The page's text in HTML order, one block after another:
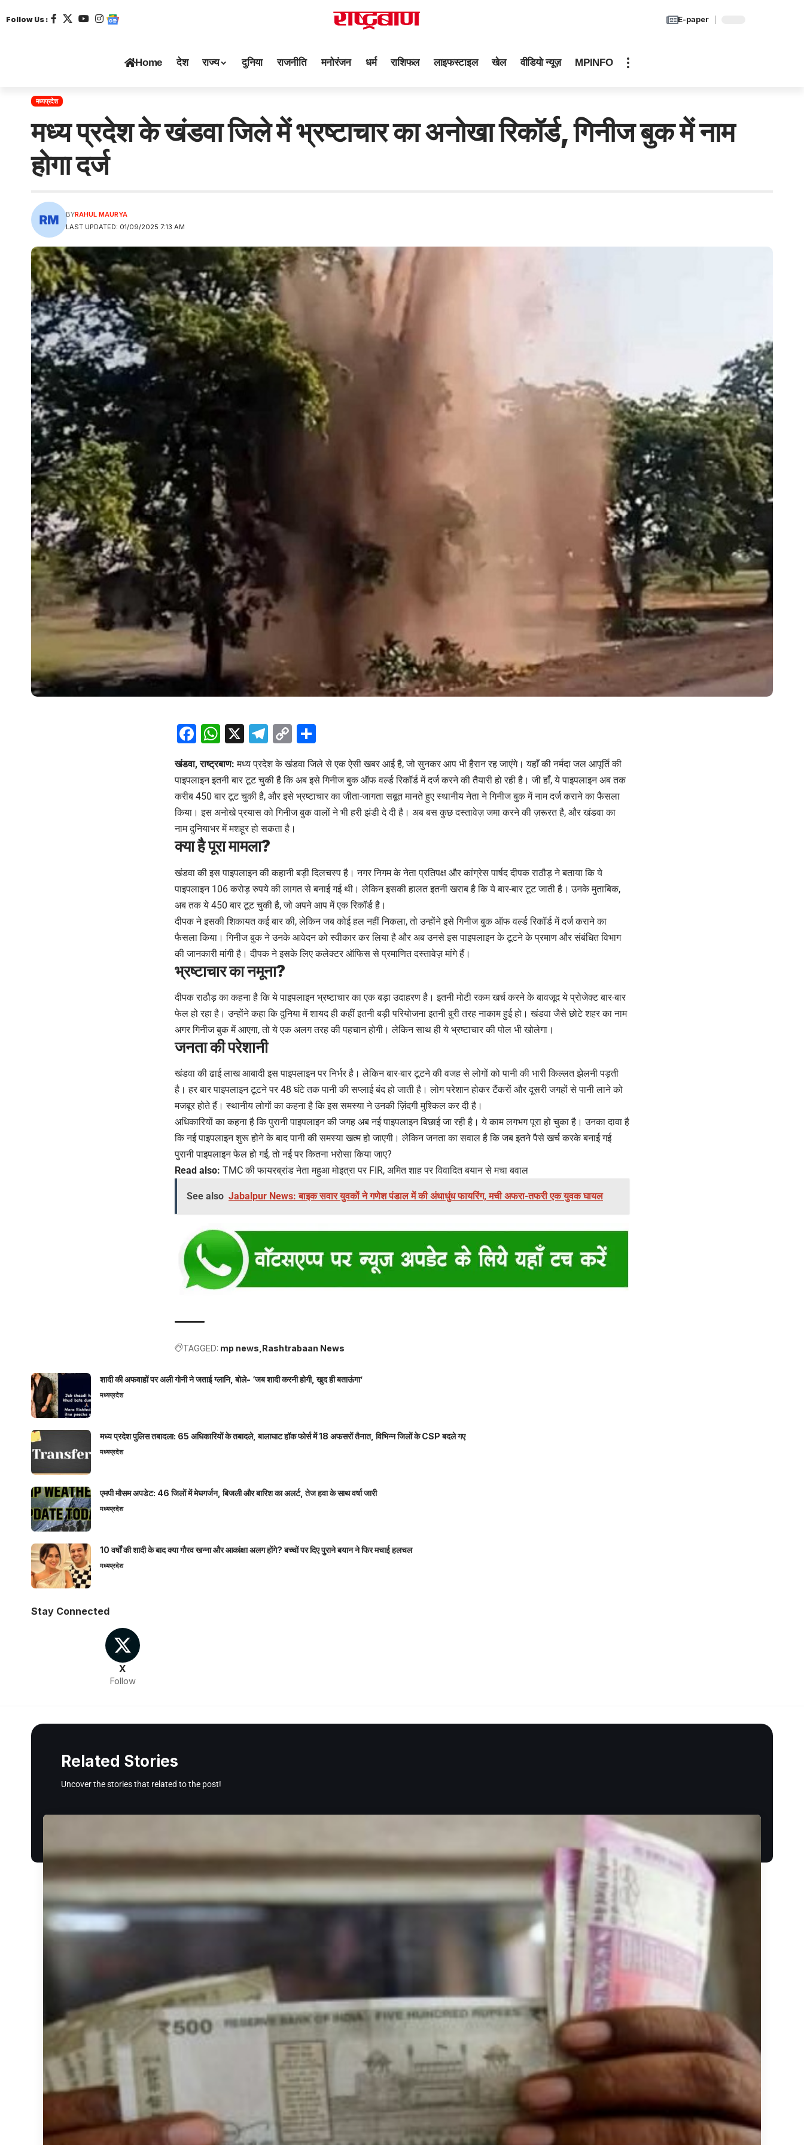
Follow Us : E-paper
Home देश राज्य दुनिया राजनीति मनोरंजन धर्म राशिफल लाइफस्टाइल खेल वीडियो न्यूज़ MPINFO
मध्यप्रदेश
मध्य प्रदेश के खंडवा जिले में भ्रष्टाचार का अनोखा रिकॉर्ड, गिनीज बुक में नाम
होगा दर्ज
LAST UPDATED: 01/09/2025 7:13 AM
BYRAHUL MAURYA
Facebook
WhatsApp
X Telegram
Copy
Link
खंडवा, राष्ट्रबाण: मध्य प्रदेश के खंडवा जिले से एक ऐसी खबर आई है, जो सुनकर आप भी हैरान रह जाएंगे। यहाँ की नर्मदा जल आपूर्ति की
पाइपलाइन इतनी बार टूट चुकी है कि अब इसे गिनीज बुक ऑफ वर्ल्ड रिकॉर्ड में दर्ज करने की तैयारी हो रही है। जी हाँ, ये पाइपलाइन अब तक
करीब 450 बार टूट चुकी है, और इसे भ्रष्टाचार का जीता-जागता सबूत मानते हुए स्थानीय नेता ने गिनीज बुक में नाम दर्ज कराने का फैसला
किया। इस अनोखे प्रयास को गिनीज बुक वालों ने भी हरी झंडी दे दी है। अब बस कुछ दस्तावेज़ जमा करने की ज़रूरत है, और खंडवा का
नाम दुनियाभर में मशहूर हो सकता है।
क्या है पूरा मामला?
खंडवा की इस पाइपलाइन की कहानी बड़ी दिलचस्प है। नगर निगम के नेता प्रतिपक्ष और कांग्रेस पार्षद दीपक राठौड़ ने बताया कि ये
पाइपलाइन 106 करोड़ रुपये की लागत से बनाई गई थी। लेकिन इसकी हालत इतनी खराब है कि ये बार-बार टूट जाती है। उनके मुताबिक,
अब तक ये 450 बार टूट चुकी है, जो अपने आप में एक रिकॉर्ड है।
दीपक ने इसकी शिकायत कई बार की, लेकिन जब कोई हल नहीं निकला, तो उन्होंने इसे गिनीज बुक ऑफ वर्ल्ड रिकॉर्ड में दर्ज कराने का
फैसला किया। गिनीज बुक ने उनके आवेदन को स्वीकार कर लिया है और अब उनसे इस पाइपलाइन के टूटने के प्रमाण और संबंधित विभाग
की जानकारी मांगी है। दीपक ने इसके लिए कलेक्टर ऑफिस से प्रमाणित दस्तावेज़ मांगे हैं।
भ्रष्टाचार का नमूना?
दीपक राठौड़ का कहना है कि ये पाइपलाइन भ्रष्टाचार का एक बड़ा उदाहरण है। इतनी मोटी रकम खर्च करने के बावजूद ये प्रोजेक्ट बार-बार
फेल हो रहा है। उन्होंने कहा कि दुनिया में शायद ही कहीं इतनी बड़ी परियोजना इतनी बुरी तरह नाकाम हुई हो। खंडवा जैसे छोटे शहर का नाम
अगर गिनीज बुक में आएगा, तो ये एक अलग तरह की पहचान होगी। लेकिन साथ ही ये भ्रष्टाचार की पोल भी खोलेगा।
जनता की परेशानी
खंडवा की ढाई लाख आबादी इस पाइपलाइन पर निर्भर है। लेकिन बार-बार टूटने की वजह से लोगों को पानी की भारी किल्लत झेलनी पड़ती
है। हर बार पाइपलाइन टूटने पर 48 घंटे तक पानी की सप्लाई बंद हो जाती है। लोग परेशान होकर टैंकरों और दूसरी जगहों से पानी लाने को
मजबूर होते हैं। स्थानीय लोगों का कहना है कि इस समस्या ने उनकी ज़िंदगी मुश्किल कर दी है।
अधिकारियों का कहना है कि पुरानी पाइपलाइन की जगह अब नई पाइपलाइन बिछाई जा रही है। ये काम लगभग पूरा हो चुका है। उनका दावा है
कि नई पाइपलाइन शुरू होने के बाद पानी की समस्या खत्म हो जाएगी। लेकिन जनता का सवाल है कि जब इतने पैसे खर्च करके बनाई गई
पुरानी पाइपलाइन फेल हो गई, तो नई पर कितना भरोसा किया जाए?
Read also: TMC की फायरब्रांड नेता महुआ मोइत्रा पर FIR, अमित शाह पर विवादित बयान से मचा बवाल
See also Jabalpur News: बाइक सवार युवकों ने गणेश पंडाल में की अंधाधुंध फायरिंग, मची अफरा-तफरी एक युवक घायल
TAGGED: mp news Rashtrabaan News
शादी की अफवाहों पर अली गोनी ने जताई ग्लानि, बोले- ‘जब शादी करनी होगी, खुद ही बताऊंगा’
मध्यप्रदेश
मध्य प्रदेश पुलिस तबादला: 65 अधिकारियों के तबादले, बालाघाट हॉक फोर्स में 18 अफसरों तैनात, विभिन्न जिलों के CSP बदले गए
मध्यप्रदेश
एमपी मौसम अपडेट: 46 जिलों में मेघगर्जन, बिजली और बारिश का अलर्ट, तेज हवा के साथ वर्षा जारी
मध्यप्रदेश
10 वर्षों की शादी के बाद क्या गौरव खन्ना और आकांक्षा अलग होंगे? बच्चों पर दिए पुराने बयान ने फिर मचाई हलचल
मध्यप्रदेश
Stay Connected
X
Follow
Related Stories
Uncover the stories that related to the post!